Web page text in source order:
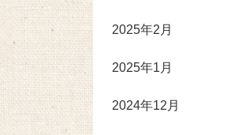
2025年2月
2025年1月
2024年12月